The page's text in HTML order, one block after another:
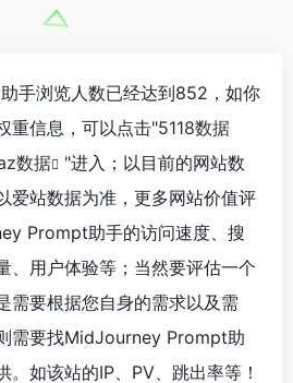
手浏览人数已经达到852，如你
重信息，可以点击"5118数据
数据
"进入；以目前的网站数
爱站数据为准，更多网站价值评
Prompt助手的访问速度、搜
、用户体验等；当然要评估一个
需要根据您自身的需求以及需
需要找MidJourney Prompt助
。如该站的IP、PV、跳出率等！